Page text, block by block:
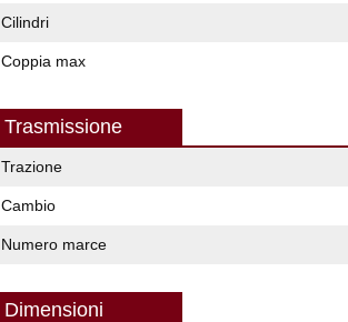
Cilindri
Coppia max
Trasmissione
Trazione
Cambio
Numero marce
Dimensioni